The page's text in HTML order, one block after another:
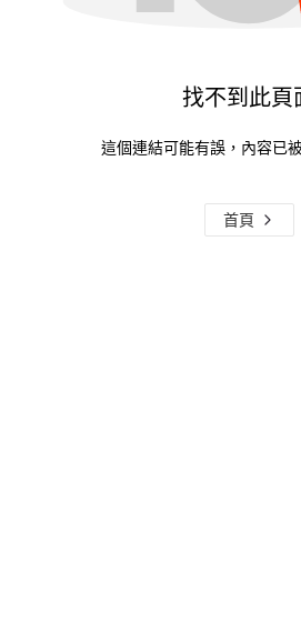
找不到此頁
這個連結可能有誤，內容已
首頁